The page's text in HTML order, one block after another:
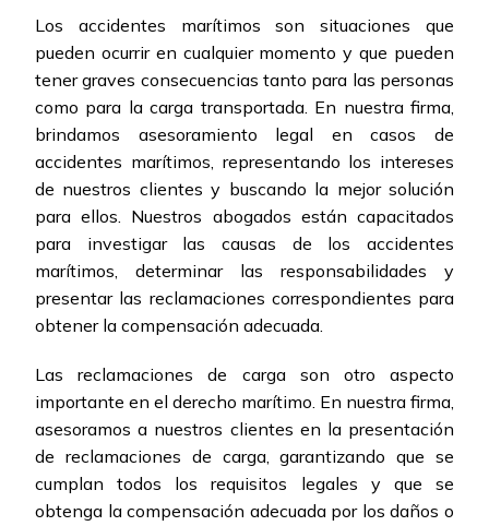
Los accidentes marítimos son situaciones que
pueden ocurrir en cualquier momento y que pueden
tener graves consecuencias tanto para las personas
como para la carga transportada. En nuestra firma,
brindamos asesoramiento legal en casos de
accidentes marítimos, representando los intereses
de nuestros clientes y buscando la mejor solución
para ellos. Nuestros abogados están capacitados
para investigar las causas de los accidentes
marítimos, determinar las responsabilidades y
presentar las reclamaciones correspondientes para
obtener la compensación adecuada.
Las reclamaciones de carga son otro aspecto
importante en el derecho marítimo. En nuestra firma,
asesoramos a nuestros clientes en la presentación
de reclamaciones de carga, garantizando que se
cumplan todos los requisitos legales y que se
obtenga la compensación adecuada por los daños o